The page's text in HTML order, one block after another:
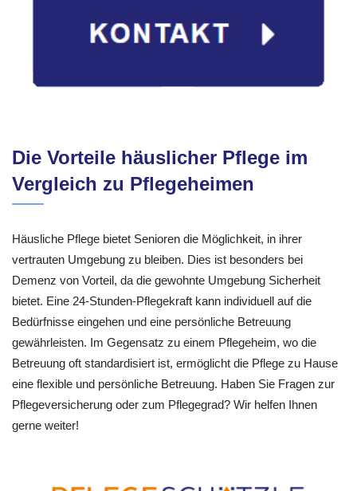
Die Vorteile häuslicher Pflege im
Vergleich zu Pflegeheimen
Häusliche Pflege bietet Senioren die Möglichkeit, in ihrer
vertrauten Umgebung zu bleiben. Dies ist besonders bei
Demenz von Vorteil, da die gewohnte Umgebung Sicherheit
bietet. Eine 24-Stunden-Pflegekraft kann individuell auf die
Bedürfnisse eingehen und eine persönliche Betreuung
gewährleisten. Im Gegensatz zu einem Pflegeheim, wo die
Betreuung oft standardisiert ist, ermöglicht die Pflege zu Hause
eine flexible und persönliche Betreuung. Haben Sie Fragen zur
Pflegeversicherung oder zum Pflegegrad? Wir helfen Ihnen
gerne weiter!